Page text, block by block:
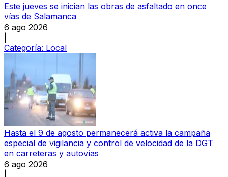
Este jueves se inician las obras de asfaltado en once
vías de Salamanca
6 ago 2026
Categoría: Local
Hasta el 9 de agosto permanecerá activa la campaña
especial de vigilancia y control de velocidad de la DGT
en carreteras y autovías
6 ago 2026